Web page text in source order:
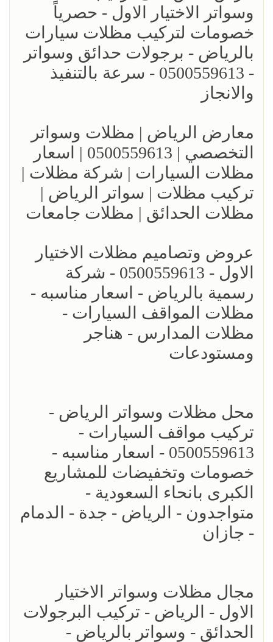
وسواتر الاختيار الاول - حصرياً
خصومات لتركيب مظلات سيارات
بالرياض - برجولات حدائق وسواتر
- 0500559613 - سرعة بالتنفيذ
والانجاز
معارض الرياض | مظلات وسواتر
التخصصي | 0500559613 | اسعار
مظلات السيارات | شركة مظلات |
تركيب مظلات | سواتر الرياض |
مظلات الحدائق | مظلات جامعات
عروض وتصاميم مظلات الاختيار
الاول - 0500559613 - شركة
رسمية بالرياض - اسعار مناسبه -
مظلات المواقف السيارات -
مظلات المدارس - هناجر
ومستودعات
محل مظلات وسواتر الرياض -
تركيب مواقف السيارات -
0500559613 - اسعار مناسبه -
خصومات وتخفيضات للمشاريع
الكبرى بانحاء السعودية -
متواجدون - الرياض - جدة - الدمام
- جازان
مجال مظلات وسواتر الاختيار
الاول - الرياض - تركيب البرجولات
الحدائق - وسواتر بالرياض -